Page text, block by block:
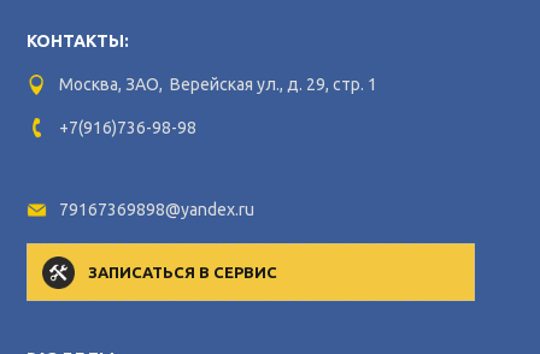
КОНТАКТЫ:
Москва, ЗАО, Верейская ул., д. 29, стр. 1
+7(916)736-98-98
79167369898@yandex.ru
ЗАПИСАТЬСЯ В СЕРВИС